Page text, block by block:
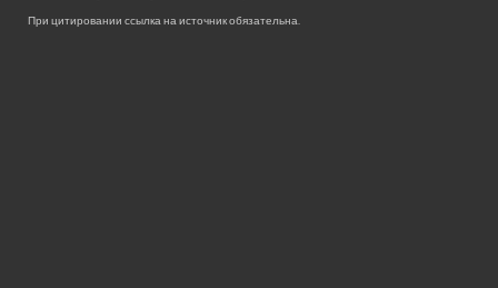
При цитировании ссылка на источник обязательна.